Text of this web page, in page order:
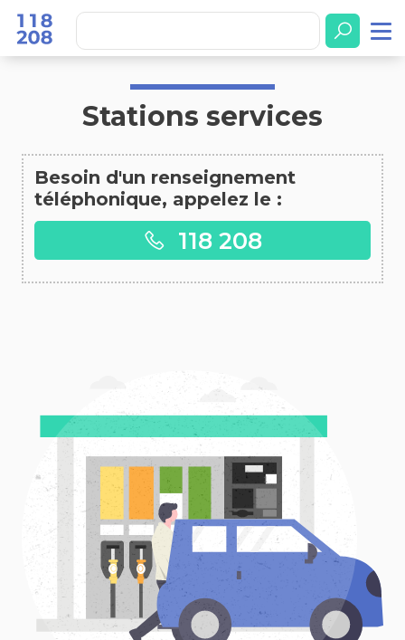
Accueil
Stations services
Besoin d'un renseignement
téléphonique, appelez le :
118 208